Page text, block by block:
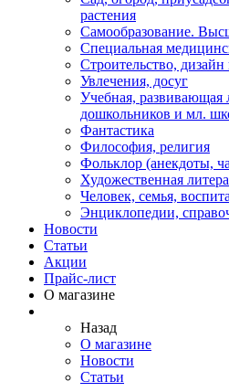
растения
Самообразование.
Специальная
Строительство,
Увлечения, досуг
Учебная, развивающая
дошкольников и мл.
Фантастика
Философия, религия
Фольклор (анекдоты,
Художественная
Человек, семья,
Энциклопедии,
Новости
Статьи
Акции
Прайс-лист
О магазине
Назад
О магазине
Новости
Статьи